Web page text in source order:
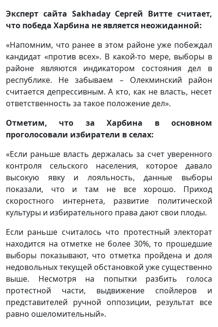
Эксперт сайта Sakhaday Сергей Витте считает,
что победа Харбина не является неожиданной:
«Напомним, что ранее в этом районе уже побеждал
кандидат «против всех». В какой-то мере, выборы в
районе являются индикатором состояния дел в
республике. Не забываем – Олекминский район
считается депрессивным. А кто, как не власть, несет
ответственность за такое положение дел».
Отметим, что за Харбина в основном
проголосовали избиратели в селах:
«Если раньше власть держалась за счет уверенного
контроля сельского населения, которое давало
высокую явку и лояльность, данные выборы
показали, что и там не все хорошо. Приход
скоростного интернета, развитие политической
культуры и избирательного права дают свои плоды.
Если раньше считалось что протестный электорат
находится на отметке не более 30%, то прошедшие
выборы показывают, что отметка пройдена и доля
недовольных текущей обстановкой уже существенно
выше. Несмотря на попытки разбить голоса
протестной части, выдвижение спойлеров и
представителей ручной оппозиции, результат все
равно ошеломительный».